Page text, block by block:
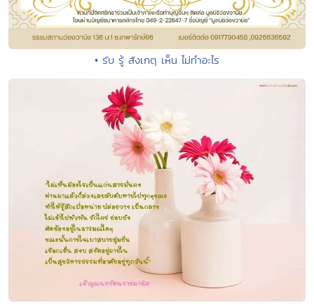
• รับ รู้ สังเกตุ เห็น ไม่ทำอะไร